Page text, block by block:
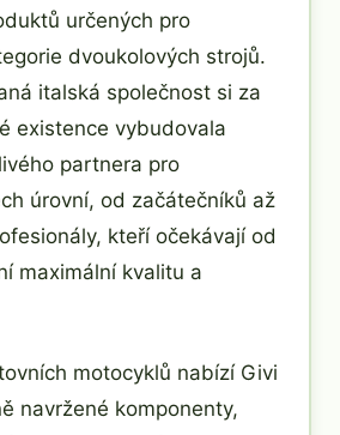
určených pro
dvoukolových strojů.
italská společnost si za
existence vybudovala
partnera pro
úrovní, od začátečníků až
kteří očekávají od
maximální kvalitu a
motocyklů nabízí Givi
navržené komponenty,